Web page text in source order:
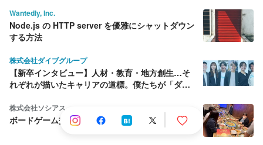
Wantedly, Inc.
Node.js の HTTP server を優雅にシャットダウン
する方法
株式会社ダイブグループ
【新卒インタビュー】人材・教育・地方創生…そ
れぞれが描いたキャリアの道標。僕たちが「ダイ
株式会社ソシアス
ボードゲーム交流会